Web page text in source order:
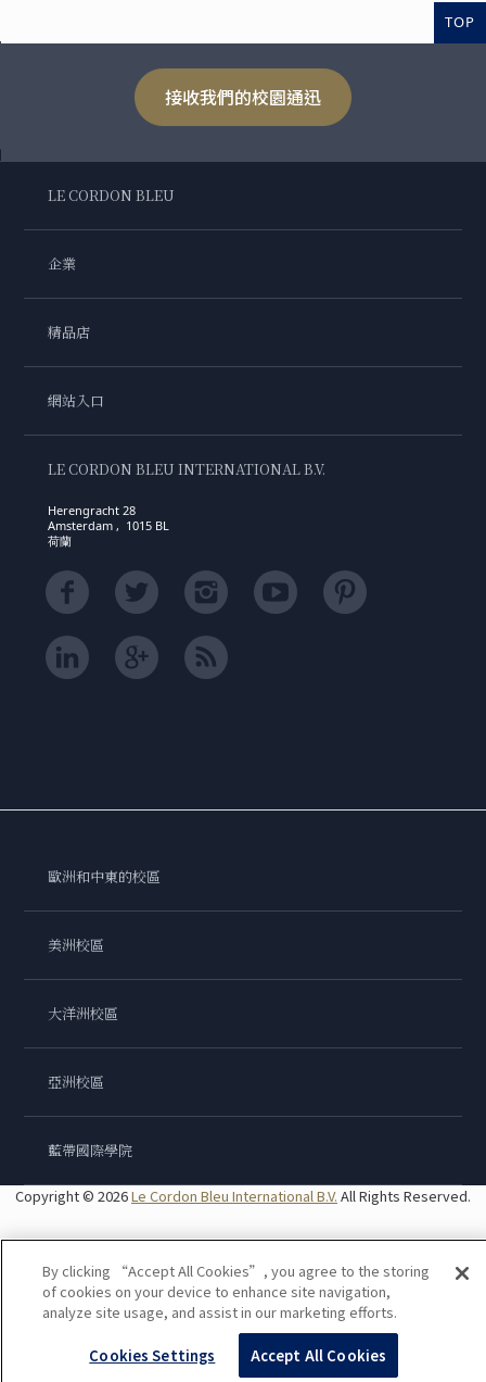
TOP
接收我們的校園通迅
LE CORDON BLEU
企業
精品店
網站入口
LE CORDON BLEU INTERNATIONAL B.V.
Herengracht 28
Amsterdam , 1015 BL
荷蘭
歐洲和中東的校區
美洲校區
大洋洲校區
亞洲校區
藍帶國際學院
Copyright © 2026Le Cordon Bleu International B.V. All Rights Reserved.
By clicking “Accept All Cookies”, you agree to the storing
of cookies on your device to enhance site navigation,
analyze site usage, and assist in our marketing efforts.
Cookies Settings Accept All Cookies